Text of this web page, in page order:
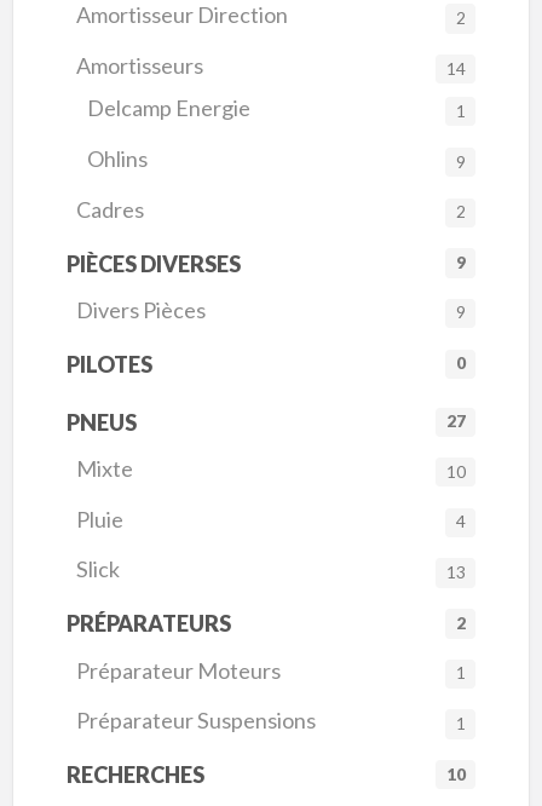
Amortisseur Direction 2
Amortisseurs 14
Delcamp Energie 1
Ohlins 9
Cadres 2
PIÈCES DIVERSES 9
Divers Pièces 9
PILOTES 0
PNEUS 27
Mixte 10
Pluie 4
Slick 13
PRÉPARATEURS 2
Préparateur Moteurs 1
Préparateur Suspensions 1
RECHERCHES 10